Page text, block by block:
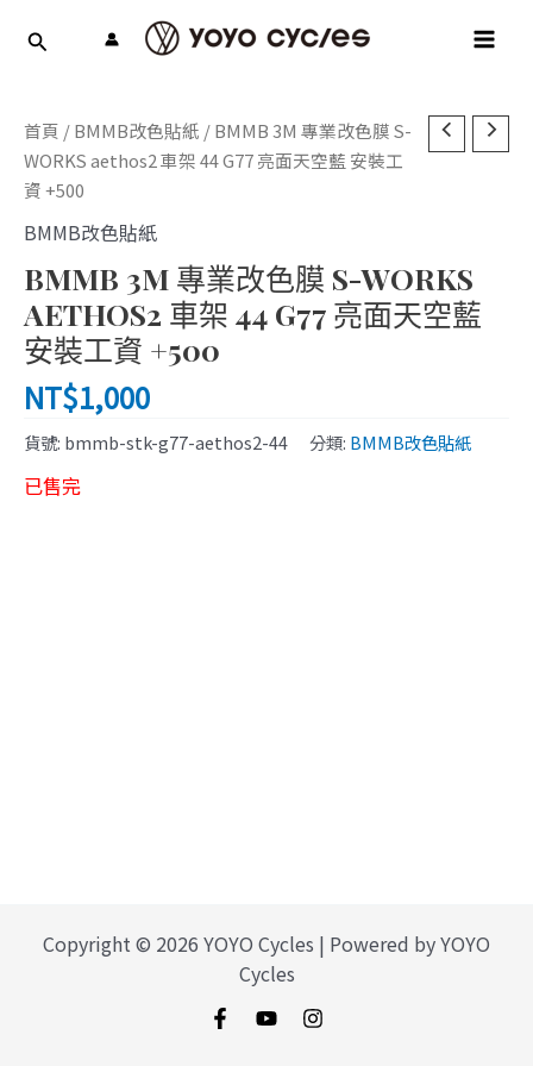
首頁 /BMMB改色貼紙 / BMMB 3M 專業改色膜 S-
WORKS aethos2 車架 44 G77 亮面天空藍 安裝工
資 +500
BMMB改色貼紙
BMMB 3M 專業改色膜 S-WORKS
AETHOS2 車架 44 G77 亮面天空藍
安裝工資 +500
NT$1,000
貨號: bmmb-stk-g77-aethos2-44 分類: BMMB改色貼紙
已售完
Copyright © 2026 YOYO Cycles | Powered by YOYO
Cycles